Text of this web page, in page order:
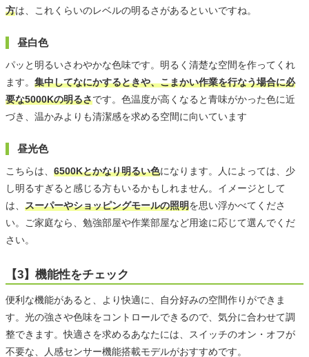
方は、これくらいのレベルの明るさがあるといいですね。
昼白色
パッと明るいさわやかな色味です。明るく清楚な空間を作ってくれ
ます。 集中してなにかするときや、こまかい作業を行なう場合に必
要な5000Kの明るさです。色温度が高くなると青味がかった色に近
づき、温かみよりも清潔感を求める空間に向いています
昼光色
こちらは、 6500Kとかなり明るい色になります。人によっては、少
し明るすぎると感じる方もいるかもしれません。イメージとして
は、 スーパーやショッピングモールの照明を思い浮かべてくださ
い。ご家庭なら、勉強部屋や作業部屋など用途に応じて選んでくだ
さい。
【3】機能性をチェック
便利な機能があると、より快適に、自分好みの空間作りができま
す。光の強さや色味をコントロールできるので、気分に合わせて調
整できます。快適さを求めるあなたには、スイッチのオン・オフが
不要な、人感センサー機能搭載モデルがおすすめです。